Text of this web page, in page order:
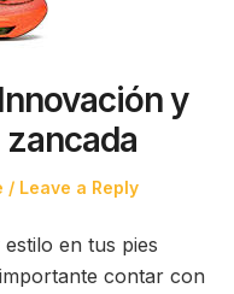
y
Leave a Reply
en tus pies
contar con